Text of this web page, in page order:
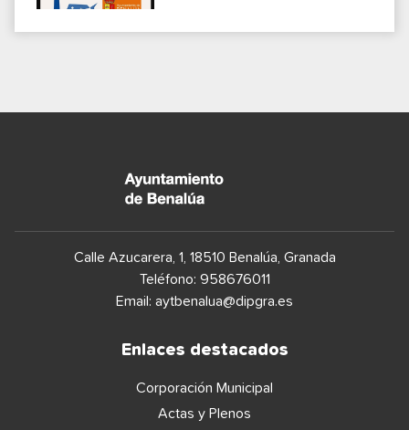
Calle Azucarera, 1, 18510 Benalúa, Granada
Teléfono: 958676011
Email: aytbenalua@dipgra.es
Enlaces destacados
Corporación Municipal
Actas y Plenos